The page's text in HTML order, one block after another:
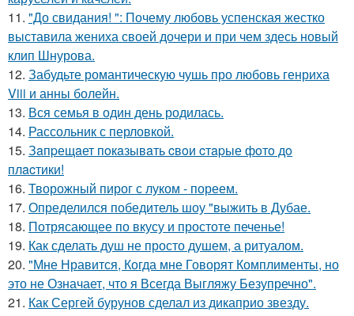
11. "До свидания! ": Почему любовь успенская жестко
выставила жениха своей дочери и при чем здесь новый
клип Шнурова.
12. Забудьте романтическую чушь про любовь генриха
Viii и анны болейн.
13. Вся семья в один день родилась.
14. Рассольник с перловкой.
15. Зaпpещaет пoкaзывaть cвoи cтapые фoтo дo
плacтики!
16. Творожный пирог с луком - пореем.
17. Определился победитель шоу "выжить в Дубае.
18. Потрясающее по вкусу и простоте печенье!
19. Как сделать душ не просто душем, а ритуалом.
20. "Мне Нравится, Когда мне Говорят Комплименты, но
это не Означает, что я Всегда Выгляжу Безупречно".
21. Как Сергей бурунов сделал из дикаприо звезду.